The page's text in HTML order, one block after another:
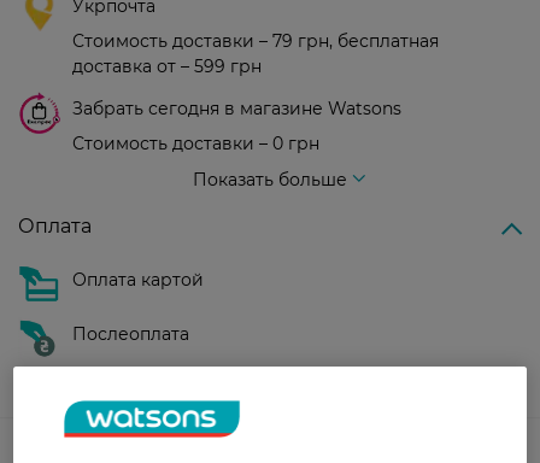
Укрпочта
Стоимость доставки – 79 грн, бесплатная
доставка от – 599 грн
Забрать сегодня в магазине Watsons
Стоимость доставки – 0 грн
Показать больше
Оплата
Оплата картой
Послеоплата